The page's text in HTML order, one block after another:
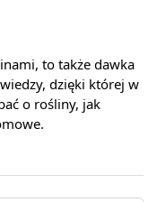
to także dawka
dzięki której w
o rośliny, jak